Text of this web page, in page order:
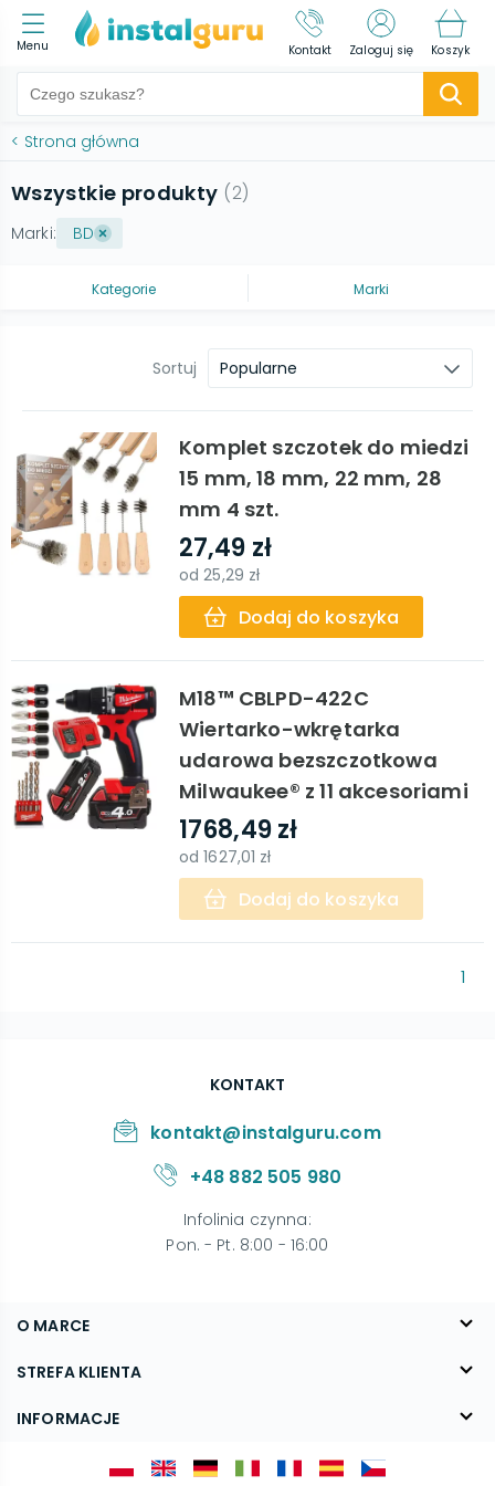
Menu Kontakt Zaloguj się Koszyk
< Strona główna
Wszystkie produkty (2)
Marki: BD
Kategorie Marki
Sortuj Popularne
Komplet szczotek do miedzi
15 mm, 18 mm, 22 mm, 28
mm 4 szt.
27,49 zł
od25,29 zł
Dodaj do koszyka
M18™ CBLPD-422C
Wiertarko-wkrętarka
udarowa bezszczotkowa
Milwaukee® z 11 akcesoriami
1768,49 zł
od1627,01 zł
Dodaj do koszyka
1
O MARCE
O nas
Blog
STREFA KLIENTA
FAQ
INFORMACJE
KONTAKT
kontakt@instalguru.com
+48 882 505 980
Infolinia czynna:
Pon. - Pt. 8:00 - 16:00